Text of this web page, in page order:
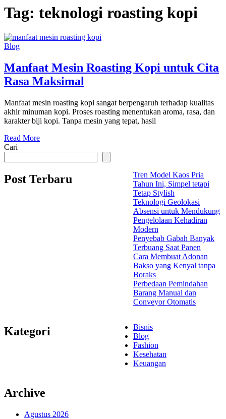
Tag: teknologi roasting kopi
Blog
Manfaat Mesin Roasting Kopi untuk Cita
Rasa Maksimal
Manfaat mesin roasting kopi sangat berpengaruh terhadap kualitas
akhir minuman kopi. Proses roasting menentukan aroma, rasa, dan
karakter biji kopi. Tanpa mesin yang tepat, hasil
Read More
Cari
Post Terbaru
Tren Model Kaos Pria
Tahun Ini, Simpel tetapi
Tetap Stylish
Teknologi Geolokasi
Absensi untuk Mendukung
Pengelolaan Kehadiran
Modern
Penyebab Gabah Banyak
Terbuang Saat Panen
Cara Membuat Adonan
Bakso yang Kenyal tanpa
Boraks
Perbedaan Pemindahan
Barang Manual dan
Conveyor Otomatis
Kategori
Bisnis
Blog
Fashion
Kesehatan
Keuangan
Archive
Agustus 2026